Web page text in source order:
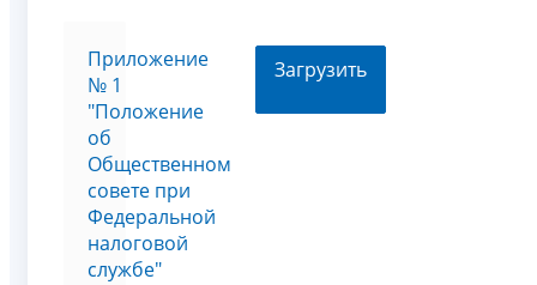
Приложение
№ 1
"Положение
об
Общественном
совете при
Федеральной
налоговой
службе"
Загрузить